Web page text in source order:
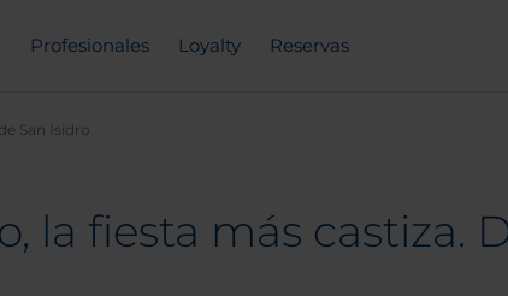
Profesionales Loyalty Reservas
San Isidro
la fiesta más castiza.